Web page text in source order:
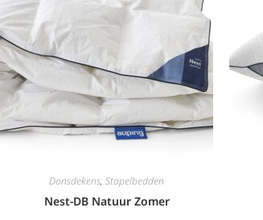
Donsdekens, Stapelbedden
Nest-DB Natuur Zomer